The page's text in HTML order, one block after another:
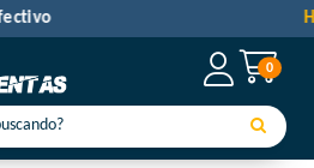
0
o efectivo